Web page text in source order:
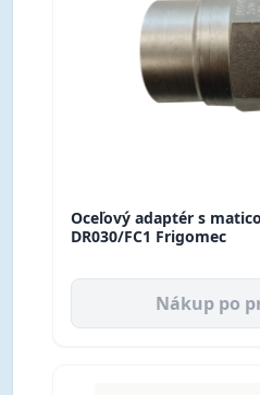
Oceľový adaptér s
DR030/FC1 Frigomec
Nákup po